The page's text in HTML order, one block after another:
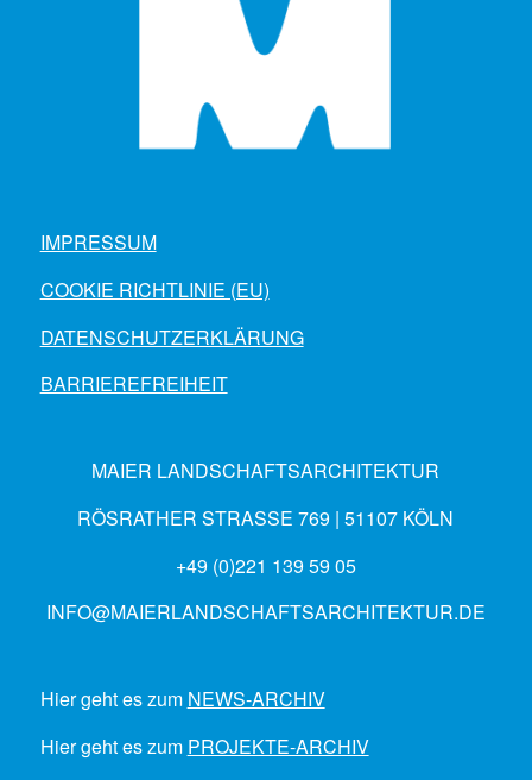
IMPRESSUM
COOKIE RICHTLINIE (EU)
DATENSCHUTZERKLÄRUNG
BARRIEREFREIHEIT
MAIER LANDSCHAFTSARCHITEKTUR
RÖSRATHER STRASSE 769 | 51107 KÖLN
+49 (0)221 139 59 05
INFO@MAIERLANDSCHAFTSARCHITEKTUR.DE
Hier geht es zum NEWS-ARCHIV
Hier geht es zum PROJEKTE-ARCHIV